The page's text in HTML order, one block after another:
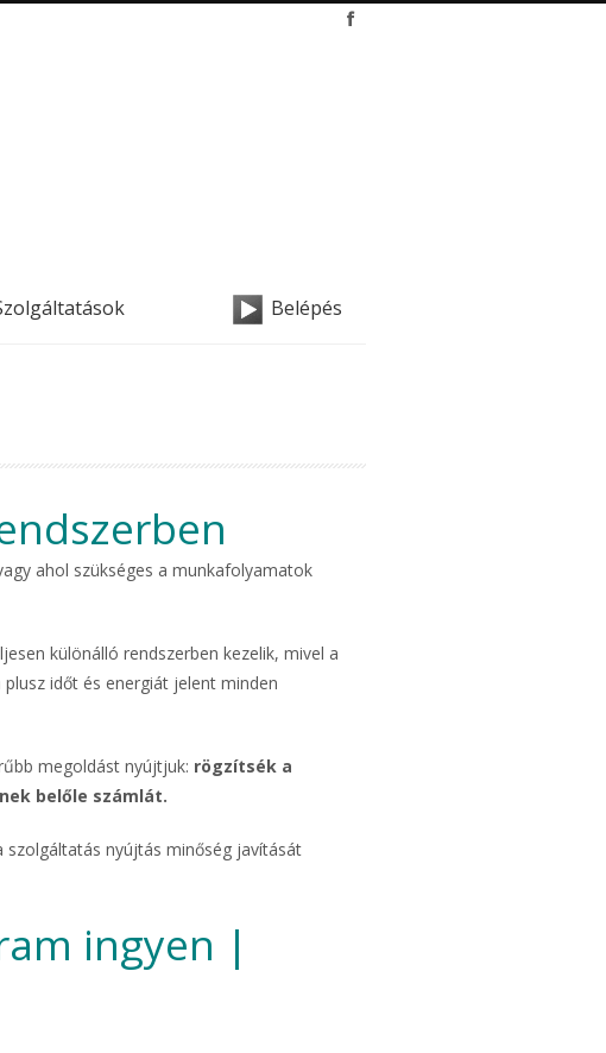
Belépés
ahol szükséges a munkafolyamatok
különálló rendszerben kezelik, mivel a
időt és energiát jelent minden
megoldást nyújtjuk: rögzítsék a
belőle számlát.
nyújtás minőség javítását
ingyen |